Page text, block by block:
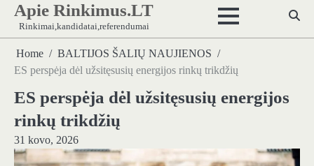
Skip
content
Apie Rinkimus.LT
Rinkimai,kandidatai,referendumai
Home
BALTIJOS ŠALIŲ NAUJIENOS
ES perspėja dėl užsitęsusių energijos rinkų trikdžių
ES perspėja dėl užsitęsusių energijos
rinkų trikdžių
31 kovo, 2026